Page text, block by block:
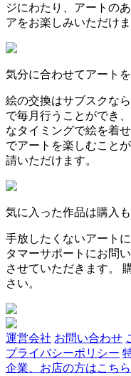
ジにわたり、アートの
アをお楽しみいただけま
気分に合わせてアート
絵の交換はサブスクな
で毎月行うことができ
なタイミングで絵を着
でアートを楽しむこと
請いただけます。
気に入った作品は購入
手放したくないアート
タマーサポートにお問
させていただきます。
さい。
運営会社 お問い合わせ
プライバシーポリシー
企業、お店の方はこち